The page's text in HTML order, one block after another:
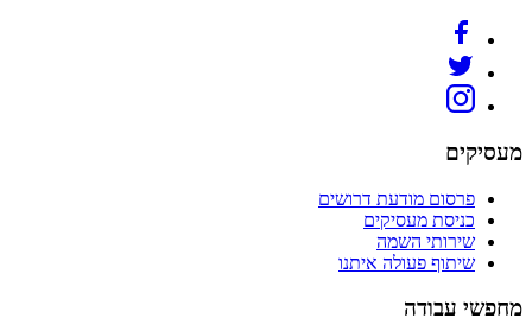
מעסיקים
פרסום מודעת דרושים
כניסת מעסיקים
שירותי השמה
שיתוף פעולה איתנו
מחפשי עבודה